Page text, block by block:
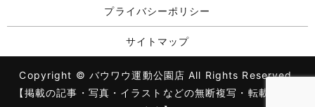
プライバシーポリシー
サイトマップ
Copyright © バウワウ運動公園店 All Rights Reserved.
【掲載の記事・写真・イラストなどの無断複写・転載を禁じ